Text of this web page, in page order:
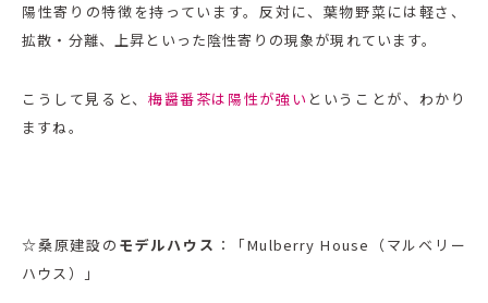
陽性寄りの特徴を持っています。反対に、葉物野菜には軽さ、
拡散・分離、上昇といった陰性寄りの現象が現れています。
こうして見ると、 梅醤番茶は陽性が強い ということが、わかり
ますね。
☆桑原建設の モデルハウス ：「Mulberry House（マルベリー
ハウス）」